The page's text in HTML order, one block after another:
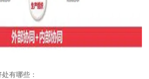
有哪些：